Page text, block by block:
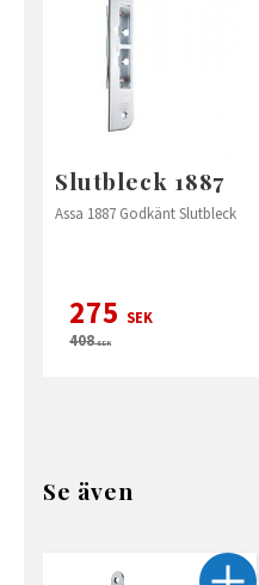
Slutbleck 1887
Assa 1887 Godkänt Slutbleck
275 SEK
408SEK
Se även